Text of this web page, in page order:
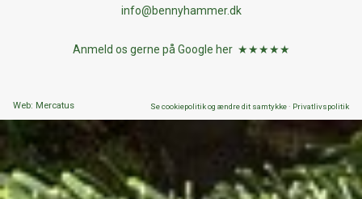
info@bennyhammer.dk
Anmeld os gerne på Google her ★★★★★
Se cookiepolitik og ændre dit samtykke · Privatlivspolitik
Web: Mercatus